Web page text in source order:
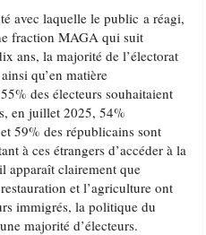
avec laquelle le public a réagi,
fraction MAGA qui suit
ans, la majorité de l’électorat
qu’en matière
des électeurs souhaitaient
en juillet 2025, 54%
59% des républicains sont
à ces étrangers d’accéder à la
apparaît clairement que
et l’agriculture ont
immigrés, la politique du
majorité d’électeurs.